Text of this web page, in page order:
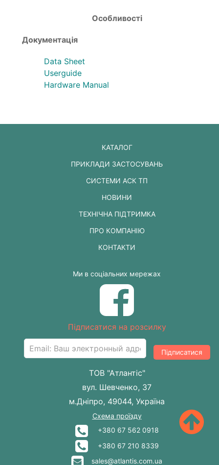
Особливості
Документація
Data Sheet
Userguide
Hardware Manual
КАТАЛОГ
ПРИКЛАДИ ЗАСТОСУВАНЬ
СИСТЕМИ АСК ТП
НОВИНИ
ТЕХНІЧНА ПІДТРИМКА
ПРО КОМПАНІЮ
КОНТАКТИ
Ми в соціальних мережах
Підписатися на розсилку
Підписатися
ТОВ "Атлантіс"
вул. Шевченко, 37
м.Дніпро, 49044, Україна
Схема проїзду
+380 67 562 0918
+380 67 210 8339
sales@atlantis.com.ua